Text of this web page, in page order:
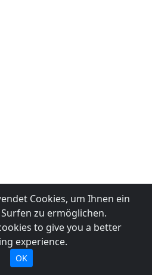
Cookies, um Ihnen ein
zu ermöglichen.
to give you a better
experience.
OK